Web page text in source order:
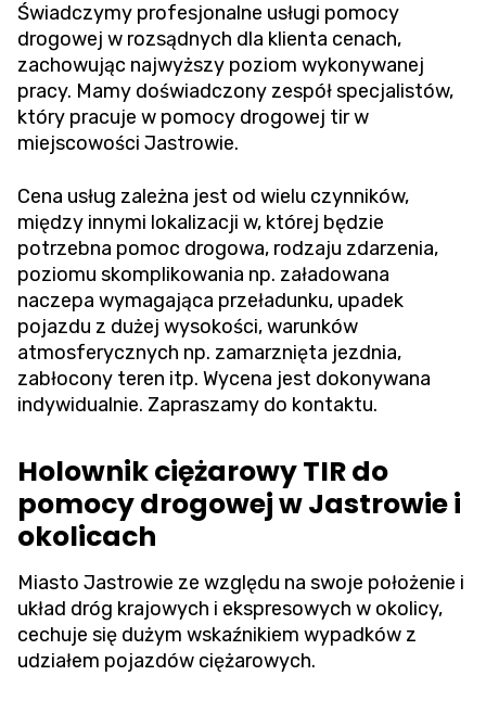
Świadczymy profesjonalne usługi pomocy
drogowej w rozsądnych dla klienta cenach,
zachowując najwyższy poziom wykonywanej
pracy. Mamy doświadczony zespół specjalistów,
który pracuje w pomocy drogowej tir w
miejscowości Jastrowie.
Cena usług zależna jest od wielu czynników,
między innymi lokalizacji w, której będzie
potrzebna pomoc drogowa, rodzaju zdarzenia,
poziomu skomplikowania np. załadowana
naczepa wymagająca przeładunku, upadek
pojazdu z dużej wysokości, warunków
atmosferycznych np. zamarznięta jezdnia,
zabłocony teren itp. Wycena jest dokonywana
indywidualnie. Zapraszamy do kontaktu.
Holownik ciężarowy TIR do
pomocy drogowej w Jastrowie i
okolicach
Miasto Jastrowie ze względu na swoje położenie i
układ dróg krajowych i ekspresowych w okolicy,
cechuje się dużym wskaźnikiem wypadków z
udziałem pojazdów ciężarowych.